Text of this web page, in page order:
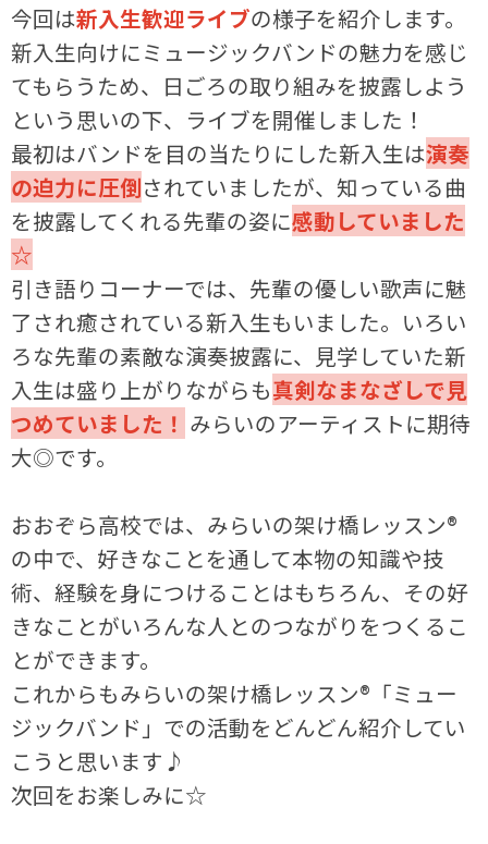
今回は新入生歓迎ライブの様子を紹介します。
新入生向けにミュージックバンドの魅力を感じ
てもらうため、日ごろの取り組みを披露しよう
という思いの下、ライブを開催しました！
最初はバンドを目の当たりにした新入生は演奏
の迫力に圧倒されていましたが、知っている曲
を披露してくれる先輩の姿に感動していました
☆
引き語りコーナーでは、先輩の優しい歌声に魅
了され癒されている新入生もいました。いろい
ろな先輩の素敵な演奏披露に、見学していた新
入生は盛り上がりながらも真剣なまなざしで見
つめていました！ みらいのアーティストに期待
大◎です。
おおぞら高校では、みらいの架け橋レッスン®
の中で、好きなことを通して本物の知識や技
術、経験を身につけることはもちろん、その好
きなことがいろんな人とのつながりをつくるこ
とができます。
これからもみらいの架け橋レッスン®「ミュー
ジックバンド」での活動をどんどん紹介してい
こうと思います♪
次回をお楽しみに☆